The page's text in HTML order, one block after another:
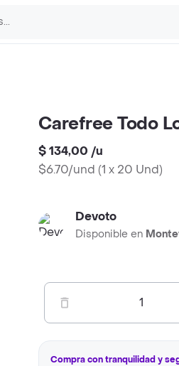
Carefree Todo
$ 134,00 /u
$6.70/und (1 x 20 Und)
Devoto
Disponible en
1
Compra con tranquilidad y